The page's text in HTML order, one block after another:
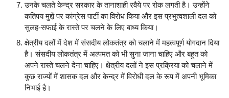
उनके चलते केन्द्र सरकार के तानाशाही रवैये पर रोक लगती है। उन्होंने
कतिपय मुद्दों पर कांग्रेस पार्टी का विरोध किया और इस प्रभुत्वशाली दल को
सुलह-सफाई के रास्ते पर चलने के लिए बाध्य किया।
क्षेत्रीय दलों में देश में संसदीय लोकतंत्र को चलाने में महत्वपूर्ण योगदान दिया
है। संसदीय लोकतंत्र में अल्पमत को भी सुना जाना चाहिए और बहुत को
अपने रास्ते चलने देना चाहिए। क्षेत्रीय दलों ने इस प्रक्रिया को चलाने में
कुछ राज्यों में शासक दल और केन्द्र में विरोधी दल के रूप में अपनी भूमिका
निभाई है।